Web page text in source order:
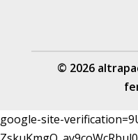
© 2026
google-site-